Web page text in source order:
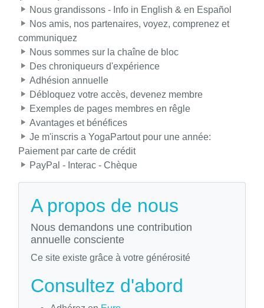
Nous grandissons - Info in English & en Español
Nos amis, nos partenaires, voyez, comprenez et
communiquez
Nous sommes sur la chaîne de bloc
Des chroniqueurs d'expérience
Adhésion annuelle
Débloquez votre accès, devenez membre
Exemples de pages membres en rêgle
Avantages et bénéfices
Je m'inscris a YogaPartout pour une année:
Paiement par carte de crédit
PayPal - Interac - Chèque
A propos de nous
Nous demandons une contribution
annuelle consciente
Ce site existe grâce à votre générosité
Consultez d'abord